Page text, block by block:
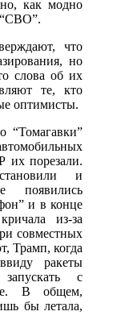
как модно
“СВО”.
что
но
слова об их
те, кто
оптимисты.
их порезали.
и
появились
и в конце
из-за
совместных
Трамп, когда
ракеты
с
В общем,
бы летала,